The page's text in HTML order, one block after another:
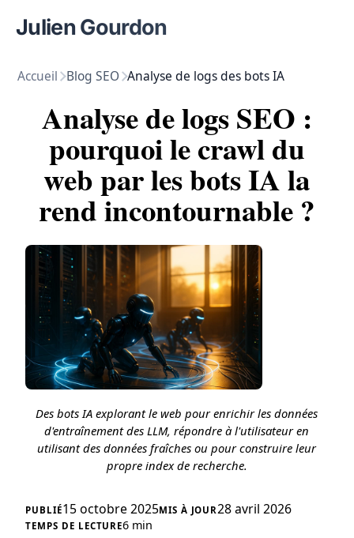
Julien Gourdon
Accueil Blog SEO Analyse de logs des bots IA
Analyse de logs SEO :
pourquoi le crawl du
web par les bots IA la
rend incontournable ?
Des bots IA explorant le web pour enrichir les données
d'entraînement des LLM, répondre à l'utilisateur en
utilisant des données fraîches ou pour construire leur
propre index de recherche.
15 octobre 2025 28 avril 2026
6 min